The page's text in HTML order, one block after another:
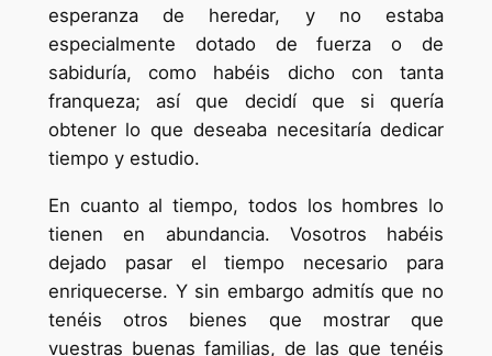
esperanza de heredar, y no estaba
especialmente dotado de fuerza o de
sabiduría, como habéis dicho con tanta
franqueza; así que decidí que si quería
obtener lo que deseaba necesitaría dedicar
tiempo y estudio.
En cuanto al tiempo, todos los hombres lo
tienen en abundancia. Vosotros habéis
dejado pasar el tiempo necesario para
enriquecerse. Y sin embargo admitís que no
tenéis otros bienes que mostrar que
vuestras buenas familias, de las que tenéis